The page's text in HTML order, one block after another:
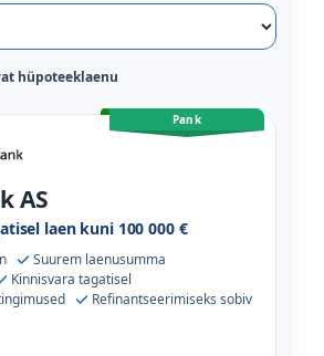
hüpoteeklaenu
Pank
AS
laen kuni 100 000 €
Suurem laenusumma
Kinnisvara tagatisel
Refinantseerimiseks sobiv